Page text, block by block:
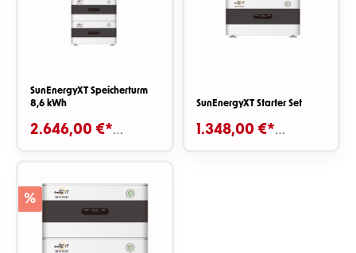
SunEnergyXT Speicherturm
8,6 kWh
2.646,00 €*
SunEnergyXT Starter Set
1.348,00 €*
%